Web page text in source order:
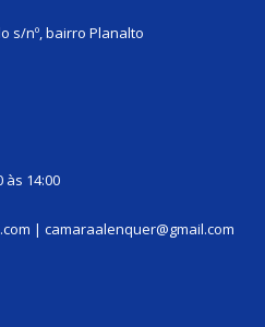
s/nº, bairro Planalto
14:00
| camaraalenquer@gmail.com